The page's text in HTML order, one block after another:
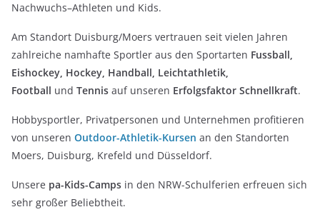
Nachwuchs–Athleten und Kids.
Am Standort Duisburg/Moers vertrauen seit vielen Jahren
zahlreiche namhafte Sportler aus den Sportarten Fussball,
Eishockey, Hockey, Handball, Leichtathletik,
Football und Tennis auf unseren Erfolgsfaktor Schnellkraft.
Hobbysportler, Privatpersonen und Unternehmen profitieren
von unseren Outdoor-Athletik-Kursen an den Standorten
Moers, Duisburg, Krefeld und Düsseldorf.
Unsere pa-Kids-Camps in den NRW-Schulferien erfreuen sich
sehr großer Beliebtheit.